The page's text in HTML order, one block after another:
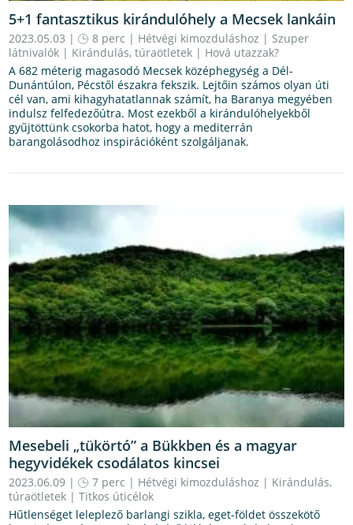
5+1 fantasztikus kirándulóhely a Mecsek lankáin
2023.05.03 | 8 perc | Hétvégi kimozduláshoz | Szuper
látnivalók | Kirándulás, túraötletek | Hová utazzak?
A 682 méterig magasodó Mecsek középhegység a Dél-
Dunántúlon, Pécstől északra fekszik. Lejtőin számos olyan úti
cél van, ami kihagyhatatlannak számít, ha Baranya megyében
indulsz felfedezőútra. Most ezekből a kirándulóhelyekből
gyűjtöttünk csokorba hatot, hogy a mediterrán
barangolásodhoz inspirációként szolgáljanak.
Mesebeli „tükörtó” a Bükkben és a magyar
hegyvidékek csodálatos kincsei
2023.06.09 | 7 perc | Hétvégi kimozduláshoz | Kirándulás,
túraötletek |Titkos úticélok
Hűtlenséget leleplező barlangi szikla, eget-földet összekötő